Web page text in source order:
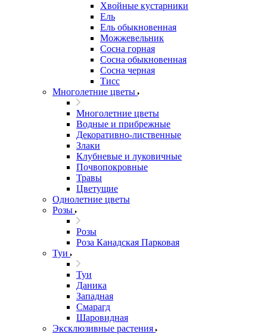
Хвойные кустарники
Ель
Ель обыкновенная
Можжевельник
Сосна горная
Сосна обыкновенная
Сосна черная
Тисс
Многолетние цветы
Многолетние цветы
Водные и прибрежные
Декоративно-лиственные
Злаки
Клубневые и луковичные
Почвопокровные
Травы
Цветущие
Однолетние цветы
Розы
Розы
Роза Канадская Парковая
Туи
Туи
Даника
Западная
Смарагд
Шаровидная
Эксклюзивные растения